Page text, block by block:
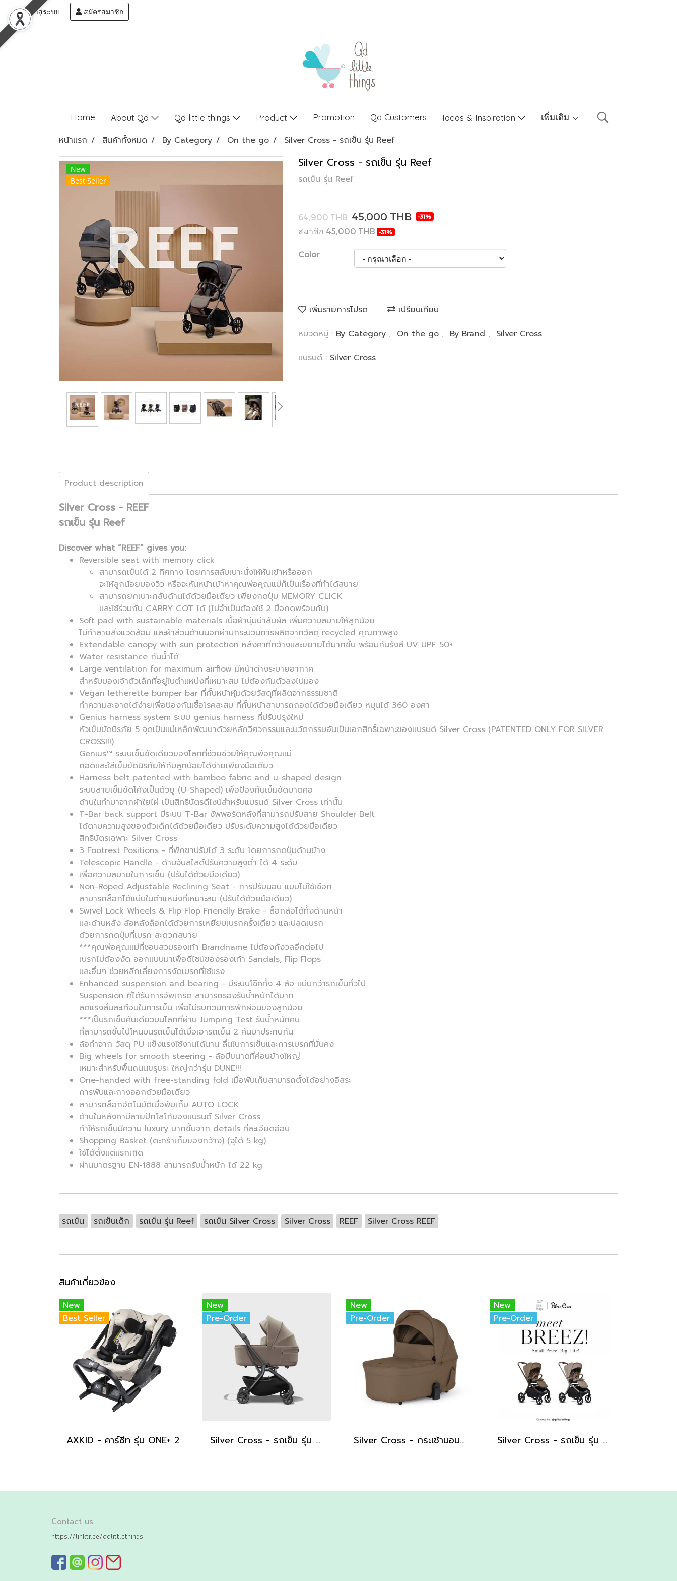
เข้าสู่ระบบ สมัครสมาชิก
Home About Qd Qd little things Product Promotion Qd Customers Ideas & Inspiration เพิ่มเติม
หน้าแรก สินค้าทั้งหมด By Category On the go Silver Cross - รถเข็น รุ่น Reef
New
Best Seller
Silver Cross - รถเข็น รุ่น Reef
รถเข็น รุ่น Reef
64,900 THB 45,000 THB -31%
สมาชิก 45,000 THB -31%
Color
เพิ่มรายการโปรด
เปรียบเทียบ
หมวดหมู่ : By Category , On the go , By Brand , Silver Cross
แบรนด์ : Silver Cross
Product description
Silver Cross - REEF
รถเข็น รุ่น Reef
Discover what “REEF” gives you:
Reversible seat with memory click
สามารถเข็นได้ 2 ทิศทาง โดยการสลับเบาะนั่งให้หันเข้าหรือออก
จะให้ลูกน้อยมองวิว หรือจะหันหน้าเข้าหาคุณพ่อคุณแม่ก็เป็นเรื่องที่ทำได้สบาย
สามารถยกเบาะกลับด้านได้ด้วยมือเดียว เพียงกดปุ่ม MEMORY CLICK
และใช้ร่วมกับ CARRY COT ได้ (ไม่จำเป็นต้องใช้ 2 มือกดพร้อมกัน)
Soft pad with sustainable materials เนื้อผ้านุ่มน่าสัมผัส เพิ่มความสบายให้ลูกน้อย
ไม่ทำลายสิ่งแวดล้อม และผ้าส่วนด้านนอกผ่านกระบวนการผลิตจากวัสดุ recycled คุณภาพสูง
Extendable canopy with sun protection หลังคาที่กว้างและขยายได้มากขึ้น พร้อมกันรังสี UV UPF 50+
Water resistance กันน้ำได้
Large ventilation for maximum airflow มีหน้าต่างระบายอากาศ
สำหรับมองเจ้าตัวเล็กที่อยู่ในตำแหน่งที่เหมาะสม ไม่ต้องก้มตัวลงไปมอง
Vegan letherette bumper bar ที่กั้นหน้าหุ้มด้วยวัสดุที่ผลิตจากธรรมชาติ
ทำความสะอาดได้ง่ายเพื่อป้องกันเชื้อโรคสะสม ที่กั้นหน้าสามารถถอดได้ด้วยมือเดียว หมุนได้ 360 องศา
Genius harness system ระบบ genius harness ที่ปรับปรุงใหม่
หัวเข็มขัดนิรภัย 5 จุดเป็นแม่เหล็กพัฒนาด้วยหลักวิศวกรรมและนวัตกรรมอันเป็นเอกสิทธิ์เฉพาะของแบรนด์ Silver Cross (PATENTED ONLY FOR SILVER
CROSS!!!)
Genius™ ระบบเข็มขัดเดียวของโลกที่ช่วยช่วยให้คุณพ่อคุณแม่
ถอดและใส่เข็มขัดนิรภัยให้กับลูกน้อยได้ง่ายเพียงมือเดียว
Harness belt patented with bamboo fabric and u-shaped design
ระบบสายเข็มขัดโค้งเป็นตัวยู (U-Shaped) เพื่อป้องกันเข็มขัดบาดคอ
ด้านในทำมาจากผ้าใยไผ่ เป็นสิทธิบัตรดีไซน์สำหรับแบรนด์ Silver Cross เท่านั้น
T-Bar back support มีระบบ T-Bar ซัพพอร์ตหลังที่สามารถปรับสาย Shoulder Belt
ได้ตามความสูงของตัวเด็กได้ด้วยมือเดียว ปรับระดับความสูงได้ด้วยมือเดียว
สิทธิบัตรเฉพาะ Silver Cross
3 Footrest Positions - ที่พักขาปรับได้ 3 ระดับ โดยการกดปุ่มด้านข้าง
Telescopic Handle - ด้ามจับสไลด์ปรับความสูงต่ำ ได้ 4 ระดับ
เพื่อความสบายในการเข็น (ปรับได้ด้วยมือเดียว)
Non-Roped Adjustable Reclining Seat - การปรับนอน แบบไม่ใช้เชือก
สามารถล็อกได้แน่นในตำแหน่งที่เหมาะสม (ปรับได้ด้วยมือเดียว)
Swivel Lock Wheels & Flip Flop Friendly Brake - ล็อกล้อได้ทั้งด้านหน้า
และด้านหลัง ล้อหลังล็อกได้ด้วยการเหยียบเบรกครั้งเดียว และปลดเบรก
ด้วยการกดปุ่มที่เบรก สะดวกสบาย
***คุณพ่อคุณแม่ที่ชอบสวมรองเท้า Brandname ไม่ต้องกังวลอีกต่อไป
เบรกไม่ต้องงัด ออกแบบมาเพื่อดีไซน์ของรองเท้า Sandals, Flip Flops
และอื่นๆ ช่วยหลีกเลี่ยงการงัดเบรกที่ใช้แรง
Enhanced suspension and bearing - มีระบบโช๊คทั้ง 4 ล้อ แน่นกว่ารถเข็นทั่วไป
Suspension ที่ได้รับการอัพเกรด สามารถรองรับน้ำหนักได้มาก
ลดแรงสั่นสะเทือนในการเข็น เพื่อไม่รบกวนการพักผ่อนของลูกน้อย
***เป็นรถเข็นคันเดียวบนโลกที่ผ่าน Jumping Test รับน้ำหนักคน
ที่สามารถขึ้นไปโหนบนรถเข็นได้เมื่อเอารถเข็น 2 คันมาประกบกัน
ล้อทำจาก วัสดุ PU แข็งแรงใช้งานได้นาน ลื่นในการเข็นและการเบรกที่มั่นคง
Big wheels for smooth steering - ล้อมีขนาดที่ค่อนข้างใหญ่
เหมาะสำหรับพื้นถนนขรุขระ ใหญ่กว่ารุ่น DUNE!!!
One-handed with free-standing fold เมื่อพับเก็บสามารถตั้งได้อย่างอิสระ
การพับและกางออกด้วยมือเดียว
สามารถล็อกอัตโนมัติเมื่อพับเก็บ AUTO LOCK
ด้านในหลังคามีลายปักโลโก้ของแบรนด์ Silver Cross
ทำให้รถเข็นมีความ luxury มากขึ้นจาก details ที่ละเอียดอ่อน
Shopping Basket (ตะกร้าเก็บของกว้าง) (จุได้ 5 kg)
ใช้ได้ตั้งแต่แรกเกิด
ผ่านมาตรฐาน EN-1888 สามารถรับน้ำหนัก ได้ 22 kg
รถเข็น รถเข็นเด็ก รถเข็น รุ่น Reef รถเข็น Silver Cross Silver Cross REEF Silver Cross REEF
สินค้าเกี่ยวข้อง
New
Best Seller
AXKID - คาร์ซีท รุ่น ONE+ 2
New
Pre-Order
Silver Cross - รถเข็น รุ่น Nia - Onyx Compact Travel Stroller with Carrycot
New
Pre-Order
Silver Cross - กระเช้านอน รุ่น Breez Carrycot
New
Pre-Order
Silver Cross - รถเข็น รุ่น Breez Pushchair
Contact us
https://linktr.ee/qdlittlethings